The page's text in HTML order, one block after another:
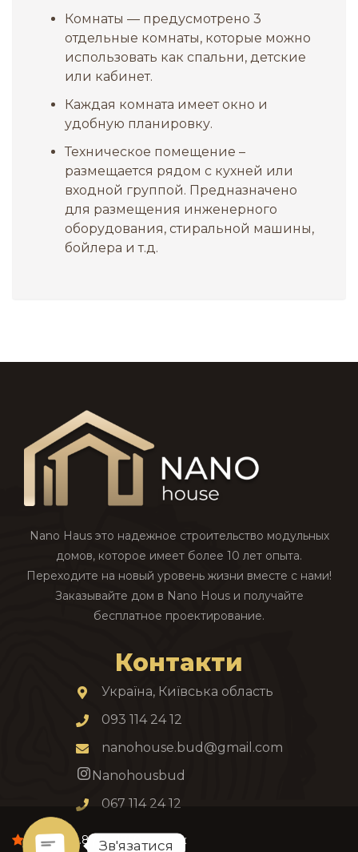
Комнаты — предусмотрено 3
отдельные комнаты, которые можно
использовать как спальни, детские
или кабинет.
Каждая комната имеет окно и
удобную планировку.
Техническое помещение –
размещается рядом с кухней или
входной группой. Предназначено
для размещения инженерного
оборудования, стиральной машины,
бойлера и т.д.
Nano Haus это надежное строительство модульных
домов, которое имеет более 10 лет опыта.
Переходите на новый уровень жизни вместе с нами!
Заказывайте дом в Nano Hous и получайте
бесплатное проектирование.
Контакти
Україна, Київська область
093 114 24 12
nanohouse.bud@gmail.com
Nanohousbud
067 114 24 12
4.8 / 5 - 1750 оценок
Зв'язатися